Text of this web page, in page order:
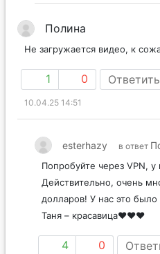
Полина
Не загружается видео, к
1 0 Ответить
10.04.25 14:51
esterhazy в ответ
Попробуйте через VPN, у
Действительно, очень
долларов! У нас это
Таня – красавица❤️❤️❤️
4 0